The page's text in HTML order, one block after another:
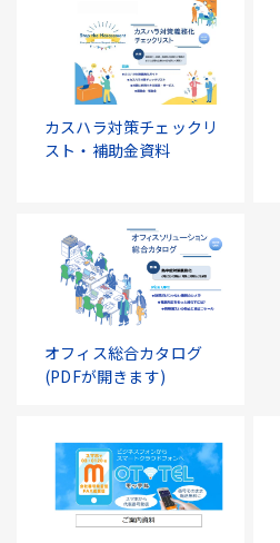
カスハラ対策チェックリ
スト・補助金資料
オフィス総合カタログ
(PDFが開きます)